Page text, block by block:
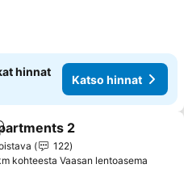
hinnat
Katso hinnat
suosikkeihin
2
122
kohteesta Vaasan lentoasema